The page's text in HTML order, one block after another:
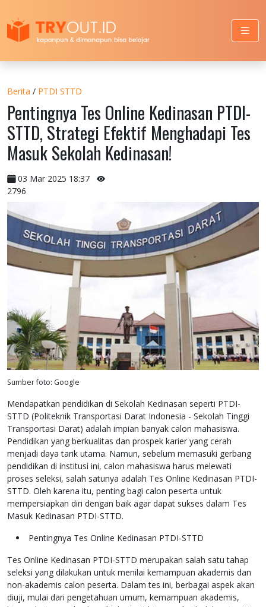
Berita / PTDI STTD
Pentingnya Tes Online Kedinasan PTDI-
STTD, Strategi Efektif Menghadapi Tes
Masuk Sekolah Kedinasan!
03 Mar 2025 18:37
2796
Sumber foto: Google
Mendapatkan pendidikan di Sekolah Kedinasan seperti PTDI-
STTD (Politeknik Transportasi Darat Indonesia - Sekolah Tinggi
Transportasi Darat) adalah impian banyak calon mahasiswa.
Pendidikan yang berkualitas dan prospek karier yang cerah
menjadi daya tarik utama. Namun, sebelum memasuki gerbang
pendidikan di institusi ini, calon mahasiswa harus melewati
proses seleksi, salah satunya adalah Tes Online Kedinasan PTDI-
STTD. Oleh karena itu, penting bagi calon peserta untuk
mempersiapkan diri dengan baik agar dapat sukses dalam Tes
Masuk Kedinasan PTDI-STTD.
Pentingnya Tes Online Kedinasan PTDI-STTD
Tes Online Kedinasan PTDI-STTD merupakan salah satu tahap
seleksi yang dilakukan untuk menilai kemampuan akademis dan
non-akademis calon peserta. Dalam tes ini, berbagai aspek akan
diuji, mulai dari pengetahuan umum, kemampuan akademis,